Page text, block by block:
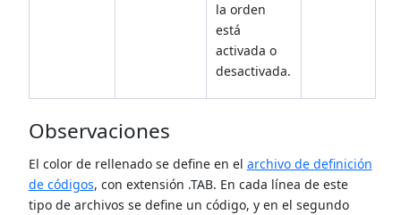
la orden
está
activada o
desactivada.
Observaciones
El color de rellenado se define en el archivo de definición
de códigos, con extensión .TAB. En cada línea de este
tipo de archivos se define un código, y en el segundo